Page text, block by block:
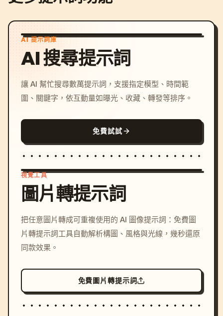
烛、合卺酒器、喜盘。
新娘穿大红明制婚服，凤冠霞帔完整，手持团扇但略微下
新郎穿大红圆领袍，头戴乌纱帽，站在新娘对面，与她保持
动作上，新郎轻轻扶住新娘的衣袖或手腕，新娘轻抬眼看向
新郎。
一点欣赏感，不要只是模板化微笑。
构图为 七分身平视机位，重点表现两人之间的关系、眼
面既庄重又有情绪。
Prompt 03｜新郎为新娘整理凤冠
请生成一张 明制婚礼互动抓拍照。
场景为婚房一角，背景有红帷幔、深色木家具和局部烛光。
中轻握团扇，身体略微侧向镜头，低头不看镜头。
新郎站在她身后偏侧位置，穿大红圆领袍，头戴乌纱帽，双
手正在轻轻整理新娘凤冠一侧的珍珠流苏、步摇或霞帔肩
部。
AI 提示詞庫
AI 搜尋提示詞
讓 AI 幫忙搜尋數萬提示詞，支援指定模型、時間範
圍、關鍵字，依互動量如曝光、收藏、轉發等排序。
免費試試
c, cyberpunk sunset, neon
colors, 8k --v 6.0
視覺工具
圖片轉提示詞
把任意圖片轉成可重複使用的 AI 圖像提示詞：免費圖
片轉提示詞工具自動解析構圖、風格與光線，幾秒還原
同款效果。
免費圖片轉提示詞